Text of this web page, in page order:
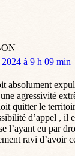
à 9 h 09 min
absolument
agressivité
quitter le
d’appel , il
l’ayant eu par
ravi d’avoir